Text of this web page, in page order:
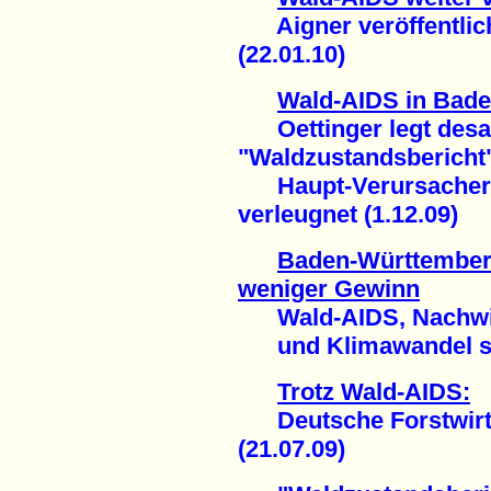
Aigner
(22.01.10)
Wald-AIDS in
Oettinger legt
Haupt-Verursacher
verleugnet (1.12.09)
Baden-
weniger Gewinn
Wald-AIDS,
und Klimawandel
Trotz Wald-AIDS:
Deutsche
(21.07.09)